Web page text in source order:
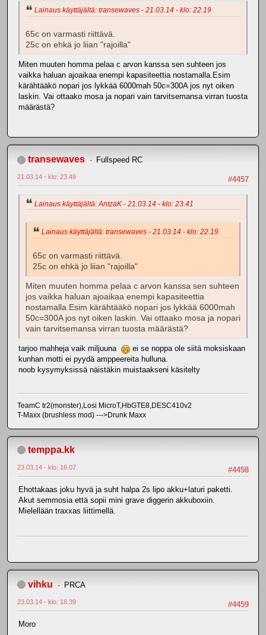
Lainaus käyttäjältä: transewaves - 21.03.14 - klo: 22.19
65c on varmasti riittävä.
25c on ehkä jo liian "rajoilla"
Miten muuten homma pelaa c arvon kanssa sen suhteen jos
vaikka haluan ajoaikaa enempi kapasiteettia nostamalla.Esim
kärähtääkö nopari jos lykkää 6000mah 50c=300A jos nyt oiken
laskin. Vai ottaako mosa ja nopari vain tarvitsemansa virran tuosta
määrästä?
transewaves Fullspeed RC
#4457
21.03.14 - klo: 23.49
Lainaus käyttäjältä: AntzaK - 21.03.14 - klo: 23.41
Lainaus käyttäjältä: transewaves - 21.03.14 - klo: 22.19
65c on varmasti riittävä.
25c on ehkä jo liian "rajoilla"
Miten muuten homma pelaa c arvon kanssa sen suhteen
jos vaikka haluan ajoaikaa enempi kapasiteettia
nostamalla.Esim kärähtääkö nopari jos lykkää 6000mah
50c=300A jos nyt oiken laskin. Vai ottaako mosa ja nopari
vain tarvitsemansa virran tuosta määrästä?
tarjoo mahheja vaik miljuuna
ei se noppa ole siitä moksiskaan
kunhan motti ei pyydä amppeereita hulluna.
noob kysymyksissä näistäkin muistaakseni käsitelty
TeamC tr2(monster),Losi MicroT,HbGTE8,DESC410v2
T-Maxx (brushless mod) --->Drunk Maxx
temppa.kk
#4458
23.03.14 - klo: 16.07
Ehottakaas joku hyvä ja suht halpa 2s lipo akku+laturi paketti.
Akut semmosia että sopii mini grave diggerin akkuboxiin.
Mielellään traxxas liittimellä.
vihku PRCA
#4459
23.03.14 - klo: 18.39
Moro